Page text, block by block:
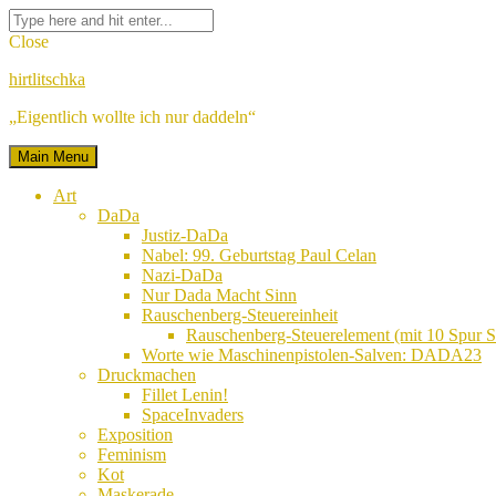
Skip
to
Facebook
Twitter
Google
Plus
Linkedin
Instagram
YouTube
Pinterest
Tumblr
Flickr
VK
Search
for:
Close
hirtlitschka
„Eigentlich wollte ich nur daddeln“
Main Menu
Art
DaDa
Justiz-DaDa
Nabel: 99. Geburtstag Paul Celan
Nazi-DaDa
Nur Dada Macht Sinn
Rauschenberg-Steuereinheit
Rauschenberg-Steuerelement (mit 10 Spur
Worte wie Maschinenpistolen-Salven: DADA23
Druckmachen
Fillet Lenin!
SpaceInvaders
Exposition
Feminism
Kot